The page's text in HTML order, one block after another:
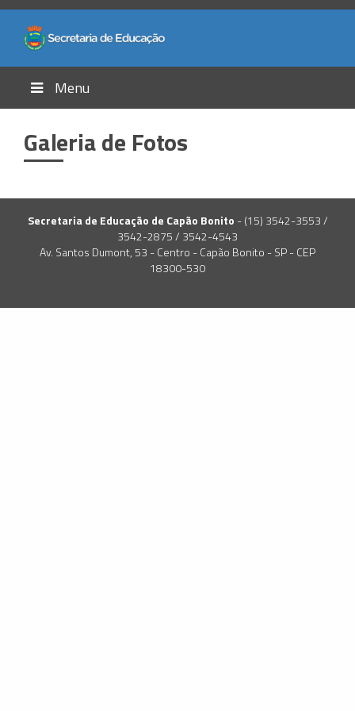
Menu
Galeria de Fotos
Secretaria de Educação de Capão Bonito - (15) 3542-3553 /
3542-2875 / 3542-4543
Av. Santos Dumont, 53 - Centro - Capão Bonito - SP - CEP
18300-530